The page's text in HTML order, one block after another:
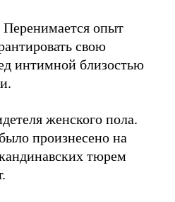
опыт
свою
интимной близостью
женского пола.
произнесено на
тюрем